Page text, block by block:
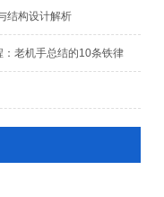
结构设计解析
：老机手总结的10条铁律